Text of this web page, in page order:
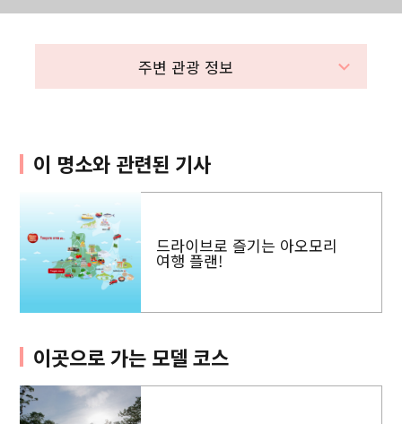
주변 관광 정보
이 명소와 관련된 기사
드라이브로 즐기는 아오모리
여행 플랜!
이곳으로 가는 모델 코스